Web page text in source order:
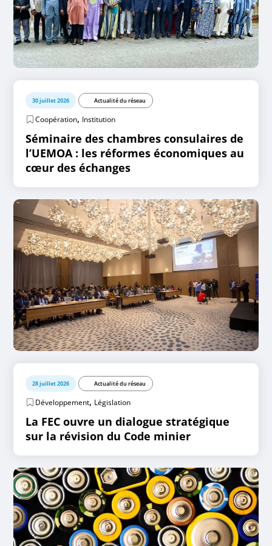
30 juillet 2026 Actualité du réseau
Coopération, Institution
Séminaire des chambres consulaires de
l’UEMOA : les réformes économiques au
cœur des échanges
28 juillet 2026 Actualité du réseau
Développement, Législation
La FEC ouvre un dialogue stratégique
sur la révision du Code minier